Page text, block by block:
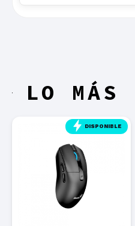
LO MÁS
DISPONIBLE